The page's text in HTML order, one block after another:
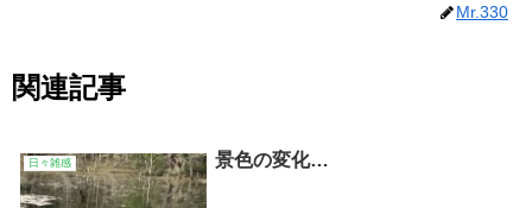
Mr.330
関連記事
日々雑感 景色の変化…